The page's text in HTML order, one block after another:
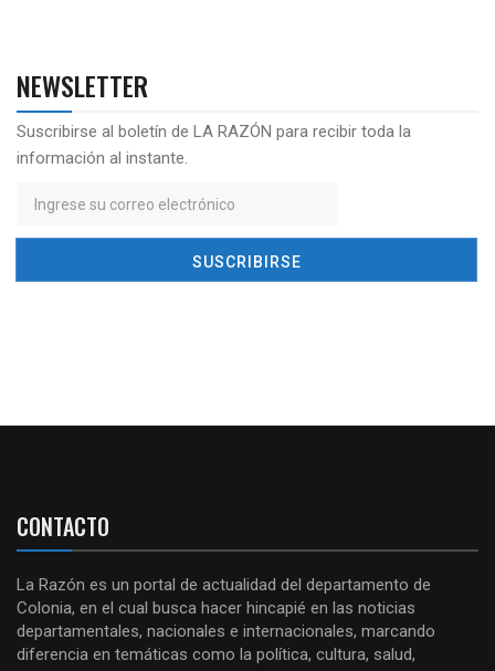
NEWSLETTER
Suscribirse al boletín de LA RAZÓN para recibir toda la
información al instante.
CONTACTO
La Razón es un portal de actualidad del departamento de
Colonia, en el cual busca hacer hincapié en las noticias
departamentales, nacionales e internacionales, marcando
diferencia en temáticas como la política, cultura, salud,